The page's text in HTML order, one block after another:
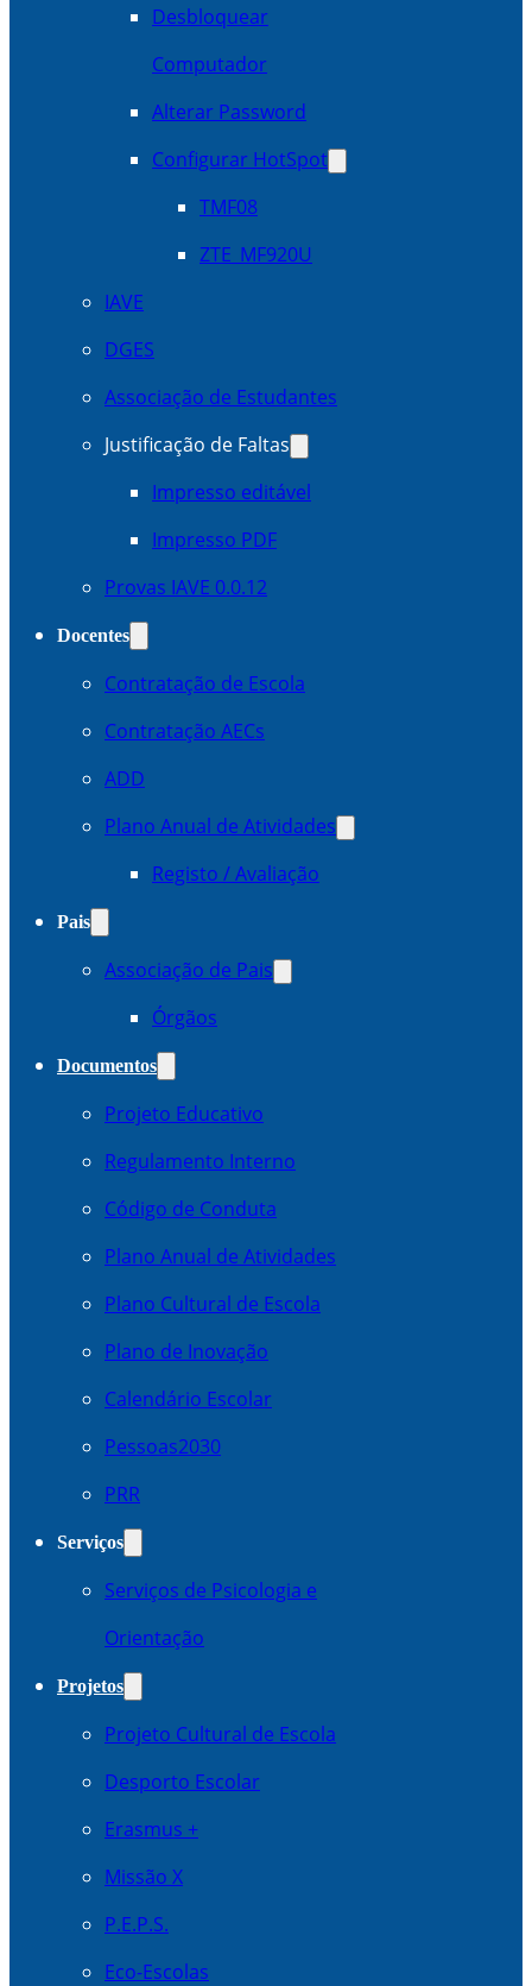
Desbloquear
Computador
Alterar Password
Configurar HotSpot
TMF08
ZTE_MF920U
IAVE
DGES
Associação de Estudantes
Justificação de Faltas
Impresso editável
Impresso PDF
Provas IAVE 0.0.12
Docentes
Contratação de Escola
Contratação AECs
ADD
Plano Anual de Atividades
Registo / Avaliação
Pais
Associação de Pais
Órgãos
Documentos
Projeto Educativo
Regulamento Interno
Código de Conduta
Plano Anual de Atividades
Plano Cultural de Escola
Plano de Inovação
Calendário Escolar
Pessoas2030
PRR
Serviços
Serviços de Psicologia e
Orientação
Projetos
Projeto Cultural de Escola
Desporto Escolar
Erasmus +
Missão X
P.E.P.S.
Eco-Escolas